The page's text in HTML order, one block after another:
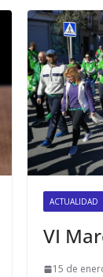
ACTUALIDAD
VI
15 de